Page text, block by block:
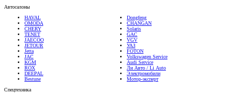
Автосалоны
HAVAL
OMODA
CHERY
TENET
JAECOO
JETOUR
Jetta
JAC
KGM
ROX
DEEPAL
Bestune
Dongfeng
CHANGAN
Solaris
GAC
VGV
УАЗ
FOTON
Volkswagen Service
Audi Service
Ли Авто / Li Auto
Электромобили
Мотор-эксперт
Спецтехника